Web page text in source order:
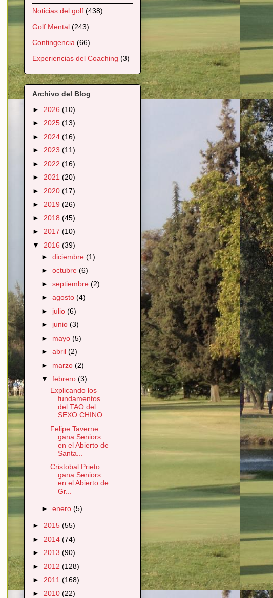
Noticias del golf (438)
Golf Mental (243)
Contingencia (66)
Experiencias del Coaching (3)
Archivo del Blog
► 2026 (10)
► 2025 (13)
► 2024 (16)
► 2023 (11)
► 2022 (16)
► 2021 (20)
► 2020 (17)
► 2019 (26)
► 2018 (45)
► 2017 (10)
▼ 2016 (39)
► diciembre (1)
► octubre (6)
► septiembre (2)
► agosto (4)
► julio (6)
► junio (3)
► mayo (5)
► abril (2)
► marzo (2)
▼ febrero (3)
Explicando los
fundamentos
del TAO del
SEXO CHINO
Felipe Taverne
gana Seniors
en el Abierto de
Santa...
Cristobal Prieto
gana Seniors
en el Abierto de
Gr...
► enero (5)
► 2015 (55)
► 2014 (74)
► 2013 (90)
► 2012 (128)
► 2011 (168)
► 2010 (22)